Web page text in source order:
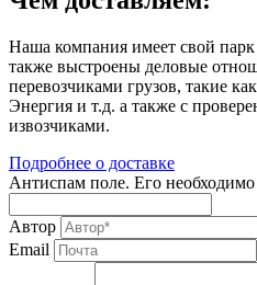
Наша компания имеет свой
также выстроены деловые
перевозчиками грузов, такие
Энергия и т.д. а также с
извозчиками.
Подробнее о доставке
Антиспам поле. Его необходимо
Автор
Email